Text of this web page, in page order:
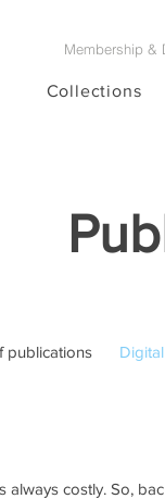
Collections
Membership &
publications
costly. So,